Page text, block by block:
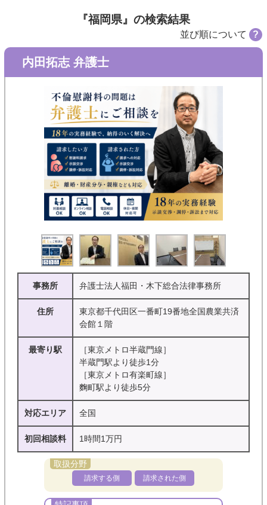
関東
中国
九州・沖縄
分野
請求する側 請求された側
条件
初回相談料無料 着手金０
完全成功報酬制 対面相談可能
オンライン相談可能 電話相談可能
休日相談可能 夜間対応可能
メール相談可能
分割払い可能 法テラス利用可
『福岡県』の検索結果
並び順について ?
内田拓志 弁護士
事務所 弁護士法人福田・木下総合法律事務所
住所
東京都千代田区一番町19番地全国農業共済
会館１階
最寄り駅
［東京メトロ半蔵門線］
半蔵門駅より徒歩1分
［東京メトロ有楽町線］
麴町駅より徒歩5分
対応エリア 全国
初回相談料 1時間1万円
請求する側 請求された側